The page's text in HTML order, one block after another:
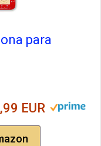
para
EUR